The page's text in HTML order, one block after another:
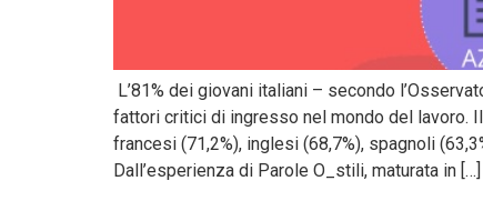
L’81% dei giovani italiani – secondo
fattori critici di ingresso nel mondo del lavoro.
francesi (71,2%), inglesi (68,7%), spagnoli
Dall’esperienza di Parole O_stili, maturata in […]